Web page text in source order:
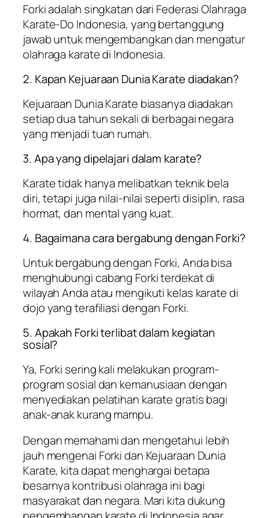
Forki adalah singkatan dari Federasi Olahraga
Karate-Do Indonesia, yang bertanggung
jawab untuk mengembangkan dan mengatur
olahraga karate di Indonesia.
2. Kapan Kejuaraan Dunia Karate diadakan?
Kejuaraan Dunia Karate biasanya diadakan
setiap dua tahun sekali di berbagai negara
yang menjadi tuan rumah.
3. Apa yang dipelajari dalam karate?
Karate tidak hanya melibatkan teknik bela
diri, tetapi juga nilai-nilai seperti disiplin, rasa
hormat, dan mental yang kuat.
4. Bagaimana cara bergabung dengan Forki?
Untuk bergabung dengan Forki, Anda bisa
menghubungi cabang Forki terdekat di
wilayah Anda atau mengikuti kelas karate di
dojo yang terafiliasi dengan Forki.
5. Apakah Forki terlibat dalam kegiatan
sosial?
Ya, Forki sering kali melakukan program-
program sosial dan kemanusiaan dengan
menyediakan pelatihan karate gratis bagi
anak-anak kurang mampu.
Dengan memahami dan mengetahui lebih
jauh mengenai Forki dan Kejuaraan Dunia
Karate, kita dapat menghargai betapa
besarnya kontribusi olahraga ini bagi
masyarakat dan negara. Mari kita dukung